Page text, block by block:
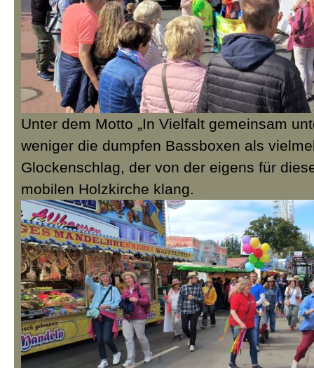
Unter dem Motto „In Vielfalt gemeinsam
weniger die dumpfen Bassboxen als
Glockenschlag, der von der eigens für
mobilen Holzkirche klang.